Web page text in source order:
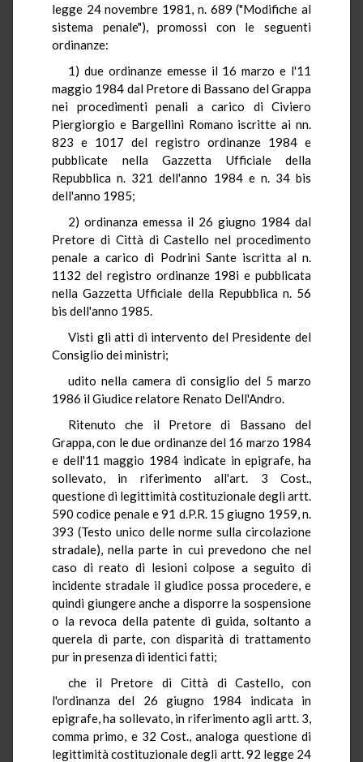
legge 24 novembre 1981, n. 689 ("Modifiche al
sistema penale"), promossi con le seguenti
ordinanze:
1) due ordinanze emesse il 16 marzo e l'11
maggio 1984 dal Pretore di Bassano del Grappa
nei procedimenti penali a carico di Civiero
Piergiorgio e Bargellini Romano iscritte ai nn.
823 e 1017 del registro ordinanze 1984 e
pubblicate nella Gazzetta Ufficiale della
Repubblica n. 321 dell'anno 1984 e n. 34 bis
dell'anno 1985;
2) ordinanza emessa il 26 giugno 1984 dal
Pretore di Città di Castello nel procedimento
penale a carico di Podrini Sante iscritta al n.
1132 del registro ordinanze 198i e pubblicata
nella Gazzetta Ufficiale della Repubblica n. 56
bis dell'anno 1985.
Visti gli atti di intervento del Presidente del
Consiglio dei ministri;
udito nella camera di consiglio del 5 marzo
1986 il Giudice relatore Renato Dell'Andro.
Ritenuto che il Pretore di Bassano del
Grappa, con le due ordinanze del 16 marzo 1984
e dell'11 maggio 1984 indicate in epigrafe, ha
sollevato, in riferimento all'art. 3 Cost.,
questione di legittimità costituzionale degli artt.
590 codice penale e 91 d.P.R. 15 giugno 1959, n.
393 (Testo unico delle norme sulla circolazione
stradale), nella parte in cui prevedono che nel
caso di reato di lesioni colpose a seguito di
incidente stradale il giudice possa procedere, e
quindi giungere anche a disporre la sospensione
o la revoca della patente di guida, soltanto a
querela di parte, con disparità di trattamento
pur in presenza di identici fatti;
che il Pretore di Città di Castello, con
l'ordinanza del 26 giugno 1984 indicata in
epigrafe, ha sollevato, in riferimento agli artt. 3,
comma primo, e 32 Cost., analoga questione di
legittimità costituzionale degli artt. 92 legge 24